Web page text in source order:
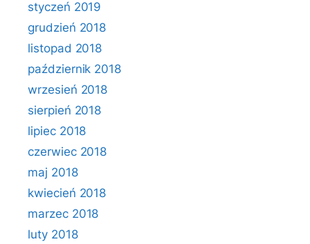
styczeń 2019
grudzień 2018
listopad 2018
październik 2018
wrzesień 2018
sierpień 2018
lipiec 2018
czerwiec 2018
maj 2018
kwiecień 2018
marzec 2018
luty 2018